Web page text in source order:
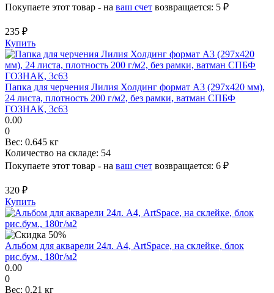
Покупаете этот товар - на ваш счет возвращается: 5 ₽
235 ₽
Купить
Папка для черчения Лилия Холдинг формат А3 (297х420 мм),
24 листа, плотность 200 г/м2, без рамки, ватман СПБФ
ГОЗНАК, 3с63
0.00
0
Вес: 0.645 кг
Количество на складе: 54
Покупаете этот товар - на ваш счет возвращается: 6 ₽
320 ₽
Купить
Альбом для акварели 24л. А4, ArtSpace, на склейке, блок
рис.бум., 180г/м2
0.00
0
Вес: 0.21 кг